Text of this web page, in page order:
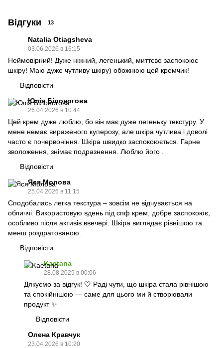
Відгуки 13
Natalia Otiagsheva
03.06.2026 в 16:15
Неймовірний! Дуже ніжний, легенький, миттєво заспокоює
шкіру! Маю дуже чутливу шкіру) обожнюю цей кремчик!
Відповісти
Юлія Білоногова
26.04.2026 в 10:44
Цей крем дуже люблю, бо він має дуже легеньку текстуру. У
мене немає вираженого куперозу, але шкіра чутлива і доволі
часто є почервоніння. Шкіра швидко заспокоюється. Гарне
зволоження, знімає подразнення. Люблю його .
Відповісти
Яся Молова
25.04.2026 в 11:15
Сподобалась легка текстура – зовсім не відчувається на
обличчі. Використовую вдень під спф крем, добре заспокоює,
особливо після активів ввечері. Шкіра виглядає рівнішою та
менш роздратованою.
Відповісти
Kaetana
28.08.2025 в 00:06
Дякуємо за відгук! 🤍 Раді чути, що шкіра стала рівнішою
та спокійнішою — саме для цього ми й створювали
продукт ✨
Відповісти
Олена Кравчук
23.04.2026 в 10:20